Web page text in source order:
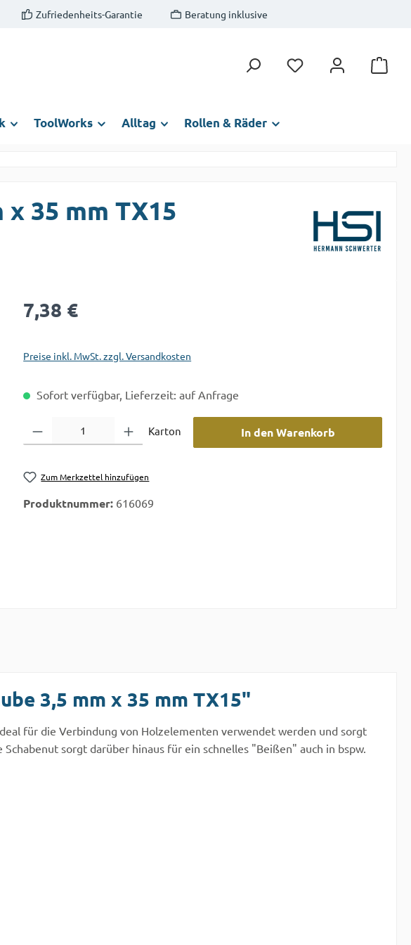
Zufriedenheits-Garantie Beratung inklusive
Du hast 0 Produkte auf
ToolWorks Alltag Rollen & Räder
x 35 mm TX15
Regulärer Preis:
7,38 €
Preise inkl. MwSt. zzgl. Versandkosten
Sofort verfügbar, Lieferzeit: auf Anfrage
Karton In den Warenkorb
Zum Merkzettel hinzufügen
Produktnummer: 616069
3,5 mm x 35 mm TX15"
für die Verbindung von Holzelementen verwendet werden und sorgt
Schabenut sorgt darüber hinaus für ein schnelles "Beißen" auch in bspw.